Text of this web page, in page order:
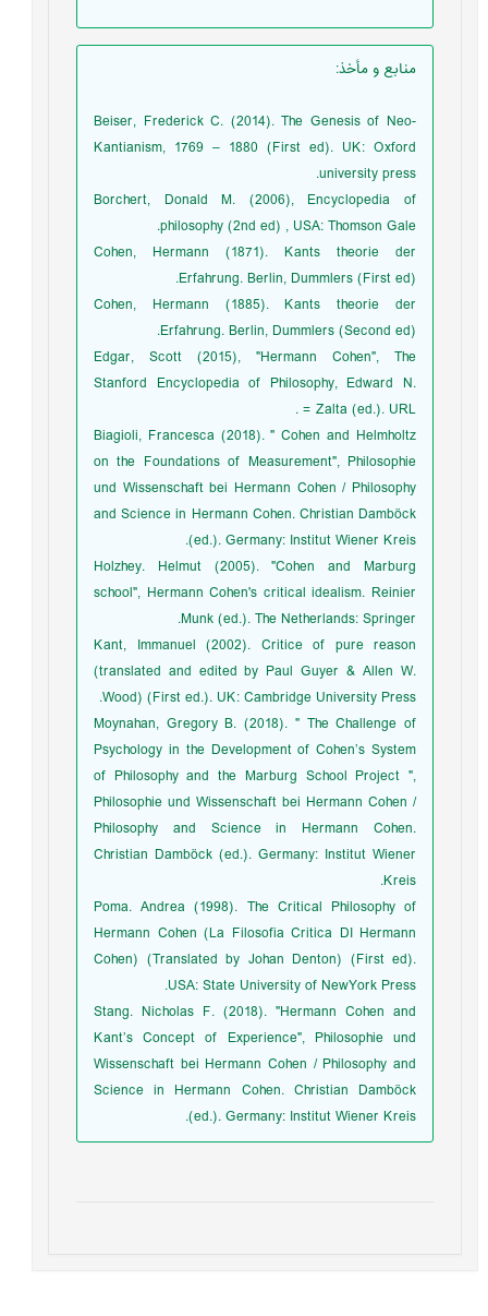
منابع و مأخذ:
Beiser, Frederick C. (2014). The Genesis of Neo-
Kantianism, 1769 – 1880 (First ed). UK: Oxford
university press.
Borchert, Donald M. (2006), Encyclopedia of
philosophy (2nd ed) , USA: Thomson Gale.
Cohen, Hermann (1871). Kants theorie der
Erfahrung. Berlin, Dummlers (First ed).
Cohen, Hermann (1885). Kants theorie der
Erfahrung. Berlin, Dummlers (Second ed).
Edgar, Scott (2015), "Hermann Cohen", The
Stanford Encyclopedia of Philosophy, Edward N.
Zalta (ed.). URL =
.
Biagioli, Francesca (2018). " Cohen and Helmholtz
on the Foundations of Measurement", Philosophie
und Wissenschaft bei Hermann Cohen / Philosophy
and Science in Hermann Cohen. Christian Damböck
(ed.). Germany: Institut Wiener Kreis.
Holzhey. Helmut (2005). "Cohen and Marburg
school", Hermann Cohen's critical idealism. Reinier
Munk (ed.). The Netherlands: Springer.
Kant, Immanuel (2002). Critice of pure reason
(translated and edited by Paul Guyer & Allen W.
Wood) (First ed.). UK: Cambridge University Press.
Moynahan, Gregory B. (2018). " The Challenge of
Psychology in the Development of Cohen’s System
of Philosophy and the Marburg School Project ",
Philosophie und Wissenschaft bei Hermann Cohen /
Philosophy and Science in Hermann Cohen.
Christian Damböck (ed.). Germany: Institut Wiener
Kreis.
Poma. Andrea (1998). The Critical Philosophy of
Hermann Cohen (La Filosofia Critica DI Hermann
Cohen) (Translated by Johan Denton) (First ed).
USA: State University of NewYork Press.
Stang. Nicholas F. (2018). "Hermann Cohen and
Kant’s Concept of Experience", Philosophie und
Wissenschaft bei Hermann Cohen / Philosophy and
Science in Hermann Cohen. Christian Damböck
(ed.). Germany: Institut Wiener Kreis.